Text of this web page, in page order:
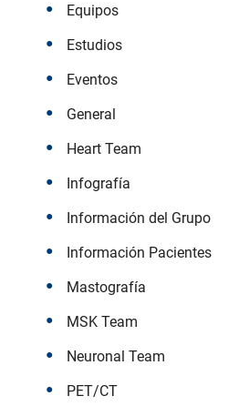
Equipos
Estudios
Eventos
General
Heart Team
Infografía
Información del Grupo
Información Pacientes
Mastografía
MSK Team
Neuronal Team
PET/CT